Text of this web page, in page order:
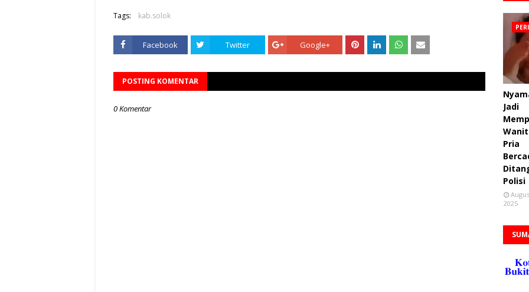
Tags: kab.solok
Facebook Twitter Google+
POSTING KOMENTAR
0 Komentar
Jadi
Pria
Polisi
2025